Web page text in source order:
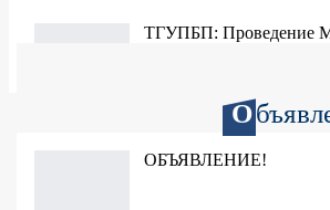
ТГУПБП: Проведение
О
ОБЪЯВЛЕНИЕ!